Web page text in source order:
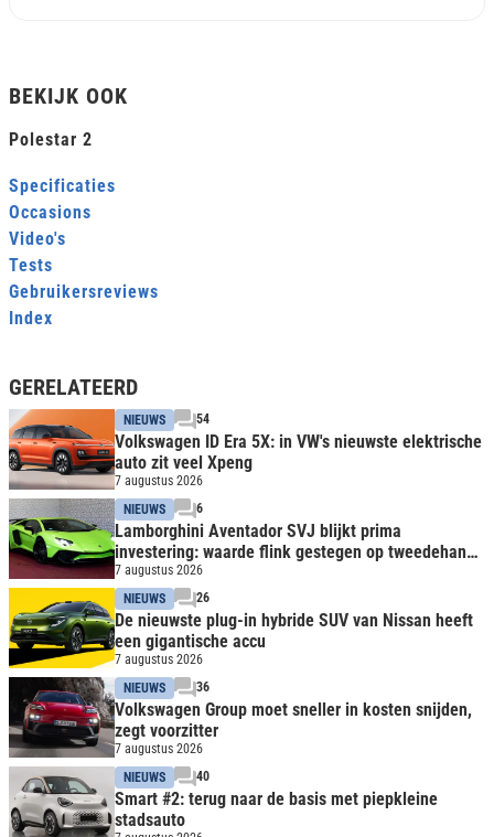
BEKIJK OOK
Polestar 2
Specificaties
Occasions
Video's
Tests
Gebruikersreviews
Index
GERELATEERD
NIEUWS 54
Volkswagen ID Era 5X: in VW's nieuwste elektrische
auto zit veel Xpeng
7 augustus 2026
NIEUWS
6
Lamborghini Aventador SVJ blijkt prima
investering: waarde flink gestegen op tweedehands
markt
7 augustus 2026
NIEUWS
26
De nieuwste plug-in hybride SUV van Nissan heeft
een gigantische accu
7 augustus 2026
NIEUWS
36
Volkswagen Group moet sneller in kosten snijden,
zegt voorzitter
7 augustus 2026
NIEUWS
40
Smart #2: terug naar de basis met piepkleine
stadsauto